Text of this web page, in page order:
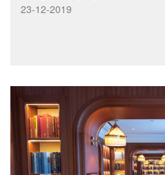
23-12-2019